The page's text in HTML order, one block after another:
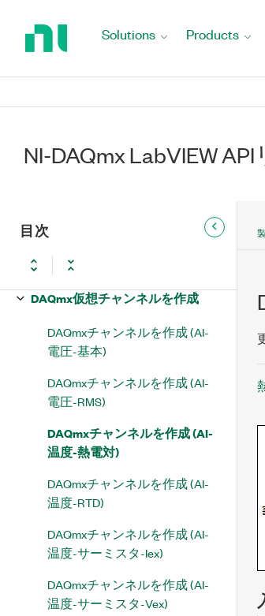
Solutions Products
NI-DAQmx LabVIEW
目次
ス
DAQmx Task Name
DAQmx Global Channel
DAQmx仮想チャンネルを作成
DAQmxチャンネルを作成 (AI-
電圧-基本)
DAQmxチャンネルを作成 (AI-
電圧-RMS)
DAQmxチャンネルを作成 (AI-
温度-熱電対)
DAQmxチャンネルを作成 (AI-
温度-RTD)
DAQmxチャンネルを作成 (AI-
温度-サーミスタ-Iex)
DAQmxチャンネルを作成 (AI-
温度-サーミスタ-Vex)